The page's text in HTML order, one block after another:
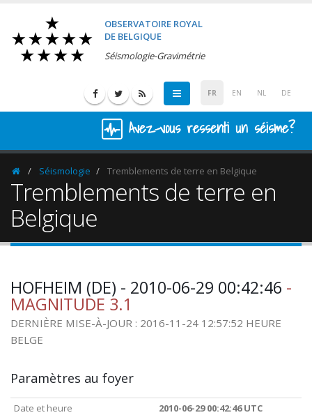
OBSERVATOIRE ROYAL
DE BELGIQUE
Séismologie-Gravimétrie
FR EN NL DE
Avez-vous ressenti un séisme?
HomepageSéismologie Tremblements de terre en Belgique
Tremblements de terre en
Belgique
HOFHEIM (DE) - 2010-06-29 00:42:46 -
MAGNITUDE 3.1
DERNIÈRE MISE-À-JOUR : 2016-11-24 12:57:52 HEURE
BELGE
Paramètres au foyer
Date et heure 2010-06-29 00:42:46 UTC